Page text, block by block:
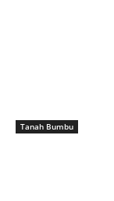
Tanah Bumbu